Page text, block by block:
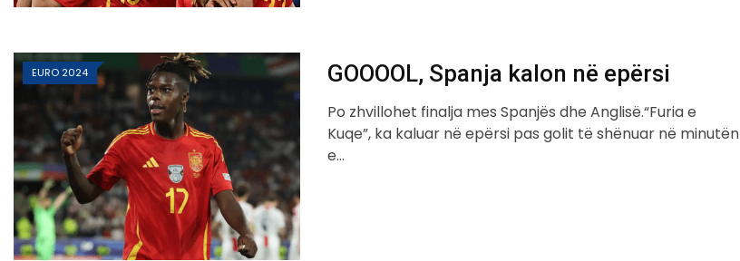
EURO 2024 GOOOOL, Spanja kalon në epërsi
Po zhvillohet finalja mes Spanjës dhe Anglisë.“Furia e
Kuqe”, ka kaluar në epërsi pas golit të shënuar në minutën
e…